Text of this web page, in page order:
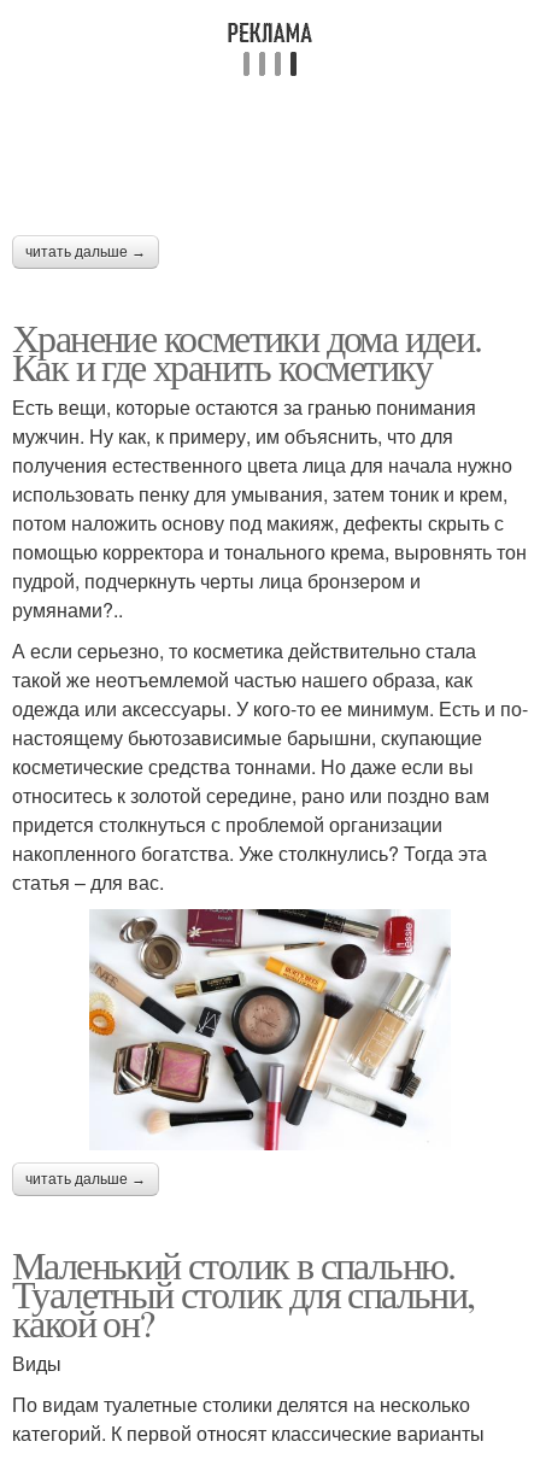
читать дальше →
Хранение косметики дома идеи.
Как и где хранить косметику
Есть вещи, которые остаются за гранью понимания
мужчин. Ну как, к примеру, им объяснить, что для
получения естественного цвета лица для начала нужно
использовать пенку для умывания, затем тоник и крем,
потом наложить основу под макияж, дефекты скрыть с
помощью корректора и тонального крема, выровнять тон
пудрой, подчеркнуть черты лица бронзером и
румянами?..
А если серьезно, то косметика действительно стала
такой же неотъемлемой частью нашего образа, как
одежда или аксессуары. У кого-то ее минимум. Есть и по-
настоящему бьютозависимые барышни, скупающие
косметические средства тоннами. Но даже если вы
относитесь к золотой середине, рано или поздно вам
придется столкнуться с проблемой организации
накопленного богатства. Уже столкнулись? Тогда эта
статья – для вас.
читать дальше →
Маленький столик в спальню.
Туалетный столик для спальни,
какой он?
Виды
По видам туалетные столики делятся на несколько
категорий. К первой относят классические варианты